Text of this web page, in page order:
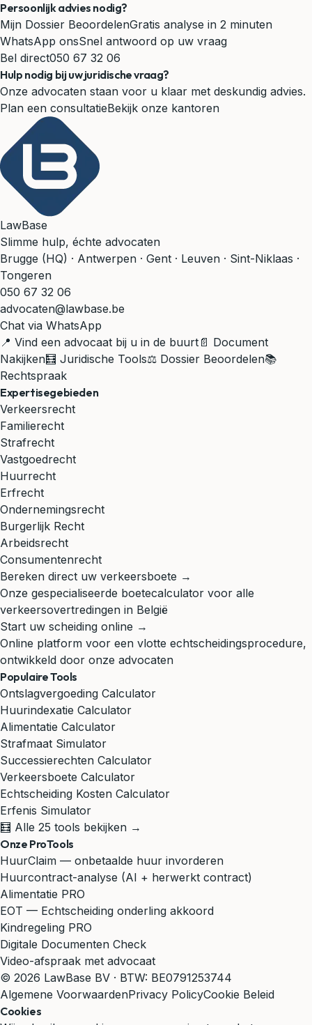
Persoonlijk advies nodig?
Mijn Dossier BeoordelenGratis analyse in 2 minuten
WhatsApp onsSnel antwoord op uw vraag
Bel direct050 67 32 06
Hulp nodig bij uw juridische vraag?
Onze advocaten staan voor u klaar met deskundig advies.
Plan een consultatieBekijk onze kantoren
LawBase
Slimme hulp, échte advocaten
Brugge (HQ) · Antwerpen · Gent · Leuven · Sint-Niklaas ·
Tongeren
050 67 32 06
advocaten@lawbase.be
Chat via WhatsApp
📍 Vind een advocaat bij u in de buurt 📄 Document
Nakijken🧮 Juridische Tools⚖️ Dossier Beoordelen📚
Rechtspraak
Expertisegebieden
Verkeersrecht
Familierecht
Strafrecht
Vastgoedrecht
Huurrecht
Erfrecht
Ondernemingsrecht
Burgerlijk Recht
Arbeidsrecht
Consumentenrecht
Bereken direct uw verkeersboete →
Onze gespecialiseerde boetecalculator voor alle
verkeersovertredingen in België
Start uw scheiding online →
Online platform voor een vlotte echtscheidingsprocedure,
ontwikkeld door onze advocaten
Populaire Tools
Ontslagvergoeding Calculator
Huurindexatie Calculator
Alimentatie Calculator
Strafmaat Simulator
Successierechten Calculator
Verkeersboete Calculator
Echtscheiding Kosten Calculator
Erfenis Simulator
🧮 Alle 25 tools bekijken →
Onze ProTools
HuurClaim — onbetaalde huur invorderen
Huurcontract-analyse (AI + herwerkt contract)
Alimentatie PRO
EOT — Echtscheiding onderling akkoord
Kindregeling PRO
Digitale Documenten Check
Video-afspraak met advocaat
© 2026 LawBase BV · BTW: BE0791253744
Algemene VoorwaardenPrivacy PolicyCookie Beleid
Cookies